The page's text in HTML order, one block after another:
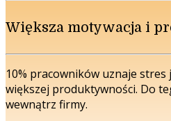
Większa motywacja i
10% pracowników uznaje
większej produktywności. Do
wewnątrz firmy.